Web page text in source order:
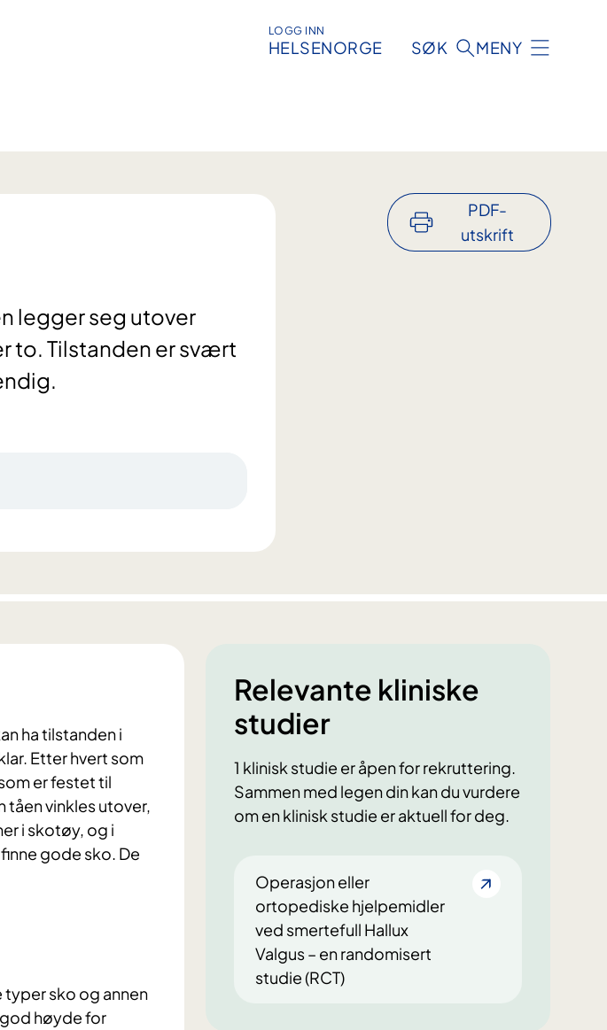
LOGG INN
HELSENORGE SØK MENY
legger seg utover
to. Tilstanden er svært
PDF-
utskrift
ha tilstanden i
Etter hvert som
er festet til
vinkles utover,
i skotøy, og i
gode sko. De
sko og annen
høyde for
Relevante kliniske
studier
1 klinisk studie er åpen for rekruttering.
Sammen med legen din kan du vurdere
om en klinisk studie er aktuell for deg.
Operasjon eller
ortopediske hjelpemidler
ved smertefull Hallux
Valgus – en randomisert
studie (RCT)